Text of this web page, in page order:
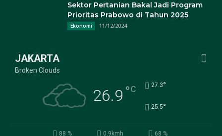
Sektor Pertanian Bakal Jadi Program
Prioritas Prabowo di Tahun 2025
Ekonomi 11/12/2024
JAKARTA
Broken Clouds
26.9 °C 27.3°
25.5°
88 % 0.9kmh 68 %